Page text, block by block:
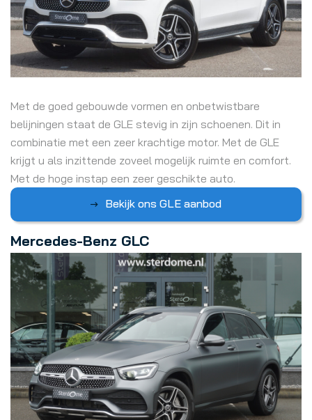
Met de goed gebouwde vormen en onbetwistbare
belijningen staat de GLE stevig in zijn schoenen. Dit in
combinatie met een zeer krachtige motor. Met de GLE
krijgt u als inzittende zoveel mogelijk ruimte en comfort.
Met de hoge instap een zeer geschikte auto.
Bekijk ons GLE aanbod
Mercedes-Benz GLC